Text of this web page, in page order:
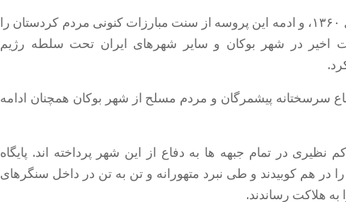
رویدادهای برگی از تاریخ در سال ۱۳۶۰، و ادمه این پروسه از سنت مبارزات کنونی مردم كردستان را
اخیر در شهر بوکان و سایر شهرهای ایران تحت سلطه رژیم
سرسختانه پیشمرگان و مردم مسلح از شهر بوکان همچنان ادامه
نظیری در تمام جبهه ها به دفاع از این شهر پرداخته اند. پایگاه
در هم کوبیدند و طی نبرد متهورانه و تن به تن در داخل سنگرهای
به هلاکت رساندند.